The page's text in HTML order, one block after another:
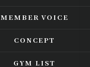
MEMBER VOICE
CONCEPT
GYM LIST